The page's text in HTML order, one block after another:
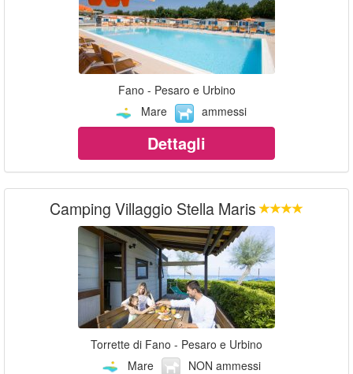
Fano - Pesaro e Urbino
Mare
ammessi
Dettagli
Camping Villaggio Stella Maris
Torrette di Fano - Pesaro e Urbino
Mare
NON ammessi